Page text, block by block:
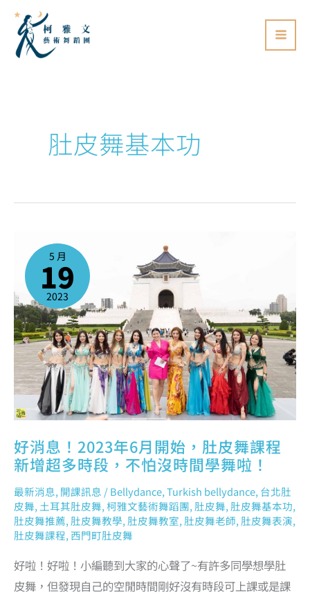
肚皮舞基本功
5 月
19
2023
好消息！2023年6月開始，肚皮舞課程
新增超多時段，不怕沒時間學舞啦！
最新消息,開課訊息 /Bellydance,Turkish bellydance,台北肚
皮舞,土耳其肚皮舞,柯雅文藝術舞蹈團,肚皮舞,肚皮舞基本功,
肚皮舞推薦,肚皮舞教學,肚皮舞教室,肚皮舞老師,肚皮舞表演,
肚皮舞課程,西門町肚皮舞
好啦！好啦！小編聽到大家的心聲了~有許多同學想學肚
皮舞，但發現自己的空閒時間剛好沒有時段可上課或是課
息！
2023
6
月
開
始，
肚
皮
舞
課
程
新
增
超
多
時
段，
不
怕
沒
時
間
學
舞
啦！